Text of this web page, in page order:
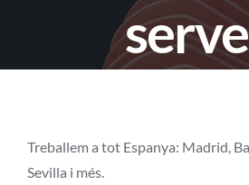
Projectes
Treballem a tot Espanya: Madrid,
Sevilla i més.